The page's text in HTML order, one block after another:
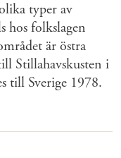
typer av
hos folkslagen
är östra
Stillahavskusten i
till Sverige 1978.